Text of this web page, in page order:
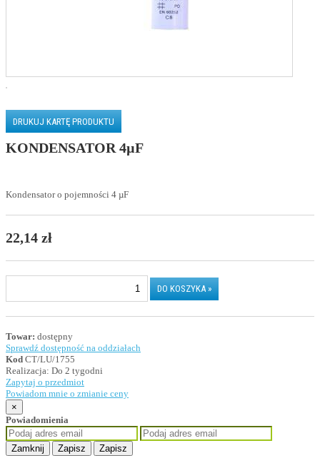
DRUKUJ KARTĘ PRODUKTU
KONDENSATOR 4µF
Kondensator o pojemności 4 µF
22,14 zł
Towar: dostępny
Sprawdź dostępność na oddziałach
Kod CT/LU/1755
Realizacja: Do 2 tygodni
Zapytaj o przedmiot
Powiadom mnie o zmianie ceny
×
Powiadomienia
Zamknij Zapisz Zapisz